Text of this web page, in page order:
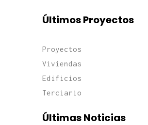
Últimos Proyectos
Proyectos
Viviendas
Edificios
Terciario
Últimas Noticias